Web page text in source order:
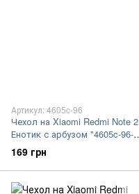
Артикул: 4605c-96
Чехол на Xiaomi Redmi Note 2
Енотик с арбузом "4605c-96-
7105"
169 грн